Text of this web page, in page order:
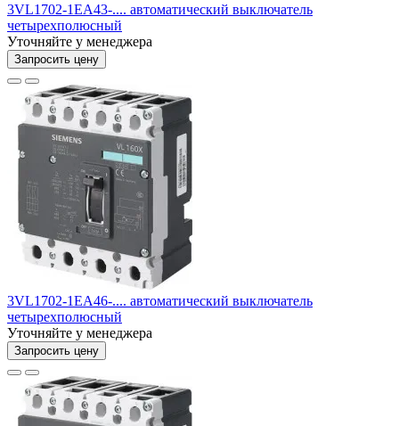
3VL1702-1EA43-.... автоматический выключатель
четырехполюсный
Уточняйте у менеджера
Запросить цену
3VL1702-1EA46-.... автоматический выключатель
четырехполюсный
Уточняйте у менеджера
Запросить цену